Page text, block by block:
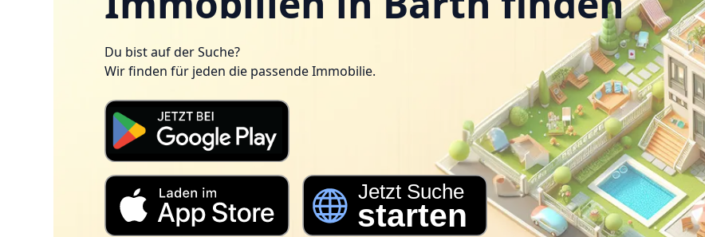
Du bist auf der Suche?
Wir finden für jeden die passende Immobilie.